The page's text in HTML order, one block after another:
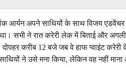
आर्यन अपने साथियों के साथ विजय
सभी ने रात करेरी लेक में बिताई और
करीब 12 बजे जब वे हाफ प्वाइंट
ने उसे मना किया, लेकिन वह नहीं